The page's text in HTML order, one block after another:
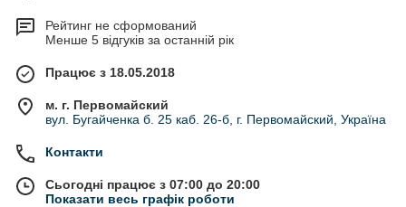
Рейтинг не сформований
Менше 5 відгуків за останній рік
Працює з 18.05.2018
м. г. Первомайский
вул. Бугайченка б. 25 каб. 26-б, г. Первомайский, Україна
Контакти
Сьогодні працює з 07:00 до 20:00
Показати весь графік роботи